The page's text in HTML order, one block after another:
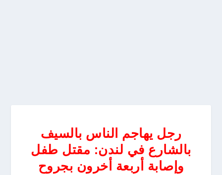
رجل يهاجم الناس بالسيف
بالشارع في لندن: مقتل طفل
وإصابة أربعة أخرون بجروح